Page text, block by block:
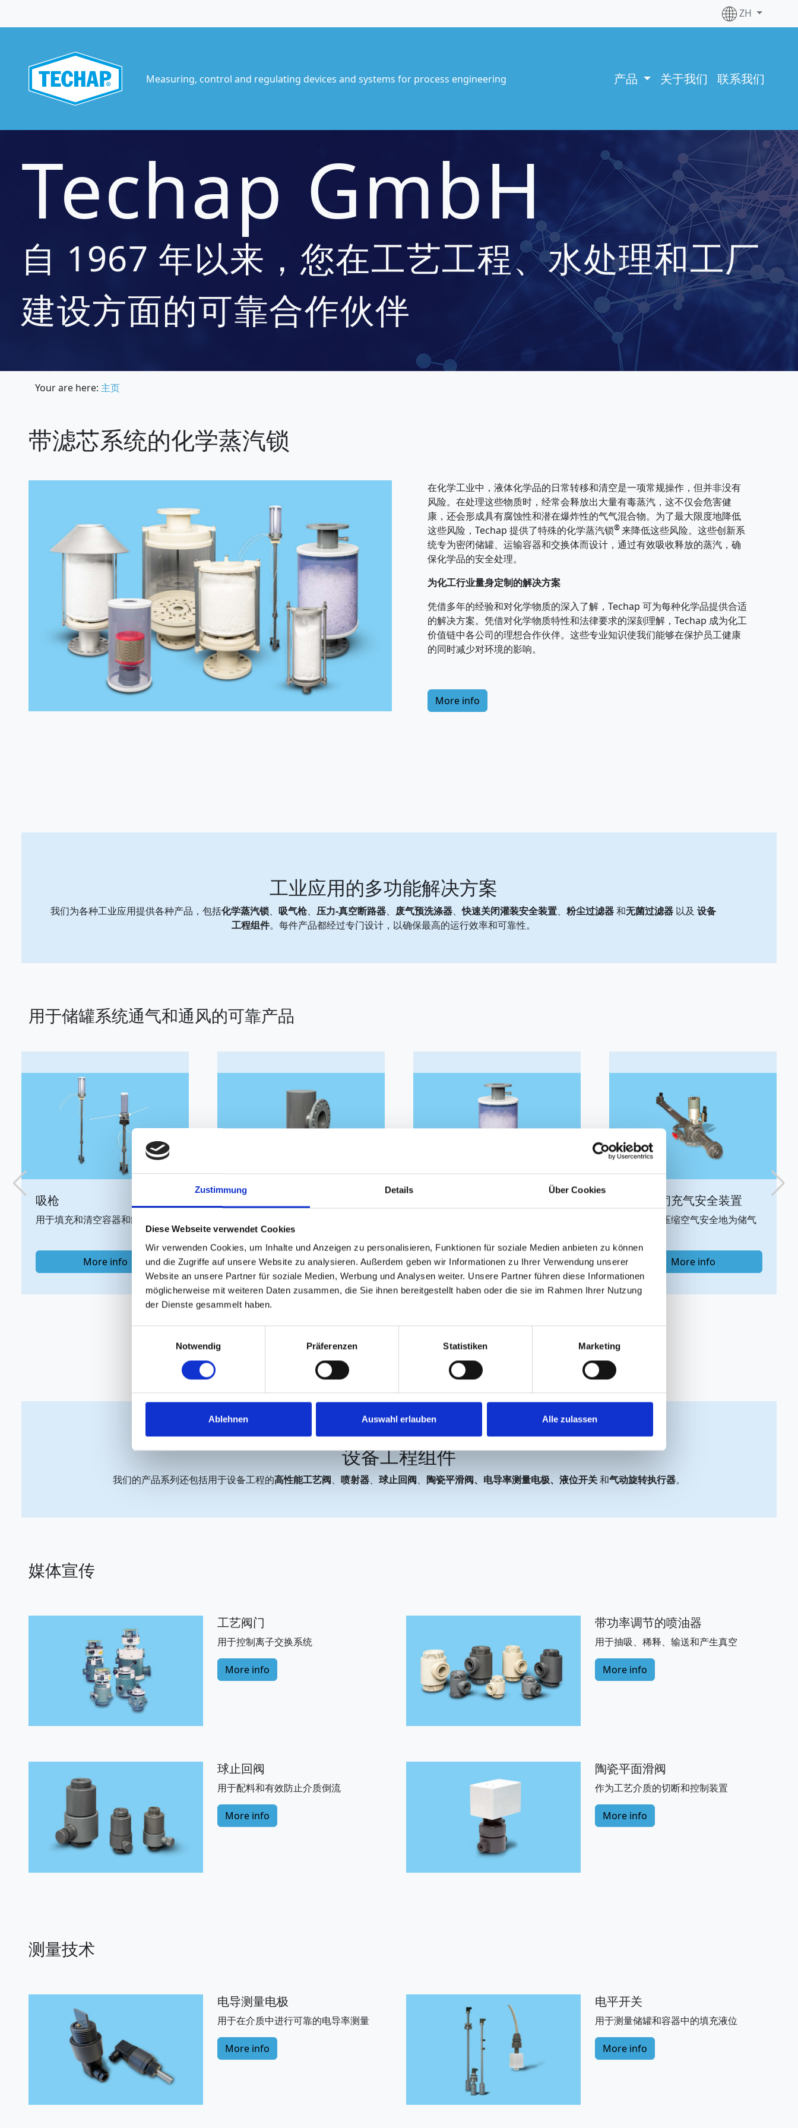
Zustimmung Details Über Cookies
Diese Webseite verwendet Cookies
Wir verwenden Cookies, um Inhalte und Anzeigen zu personalisieren, Funktionen für soziale Medien anbieten zu können
und die Zugriffe auf unsere Website zu analysieren. Außerdem geben wir Informationen zu Ihrer Verwendung unserer
Website an unsere Partner für soziale Medien, Werbung und Analysen weiter. Unsere Partner führen diese Informationen
möglicherweise mit weiteren Daten zusammen, die Sie ihnen bereitgestellt haben oder die sie im Rahmen Ihrer Nutzung
der Dienste gesammelt haben.
Notwendig
Präferenzen Statistiken Marketing
Ablehnen Auswahl erlauben Alle zulassen
ZH
Measuring, control and regulating devices and systems for process engineering 产品 关于我们 联系我们
Techap GmbH
自 1967 年以来，您在工艺工程、水处理和工厂
建设方面的可靠合作伙伴
Your are here: 主页
带滤芯系统的化学蒸汽锁
在化学工业中，液体化学品的日常转移和清空是一项常规操作，但并非没有
风险。在处理这些物质时，经常会释放出大量有毒蒸汽，这不仅会危害健
康，还会形成具有腐蚀性和潜在爆炸性的气气混合物。为了最大限度地降低
这些风险，Techap 提供了特殊的化学蒸汽锁®来降低这些风险。这些创新系
统专为密闭储罐、运输容器和交换体而设计，通过有效吸收释放的蒸汽，确
保化学品的安全处理。
为化工行业量身定制的解决方案
凭借多年的经验和对化学物质的深入了解，Techap 可为每种化学品提供合适
的解决方案。凭借对化学物质特性和法律要求的深刻理解，Techap 成为化工
价值链中各公司的理想合作伙伴。这些专业知识使我们能够在保护员工健康
的同时减少对环境的影响。
More info
工业应用的多功能解决方案
我们为各种工业应用提供各种产品，包括化学蒸汽锁、 吸气枪、 压力-真空断路器、 废气预洗涤器、快速关闭灌装安全装置、 粉尘过滤器和无菌过滤器 以及 设备
工程组件。每件产品都经过专门设计，以确保最高的运行效率和可靠性。
用于储罐系统通气和通风的可靠产品
压力真空断路器
防止罐内压力过高或过低
More info
废气预缓冲器
More info More info
灰尘过滤器
用于储罐的无尘通气和通风
More info
设备工程组件
我们的产品系列还包括用于设备工程的高性能工艺阀、 喷射器、 球止回阀、 陶瓷平滑阀、电导率测量电极、液位开关和气动旋转执行器。
媒体宣传
工艺阀门
用于控制离子交换系统
More info
球止回阀
用于配料和有效防止介质倒流
More info
带功率调节的喷油器
用于抽吸、稀释、输送和产生真空
More info
陶瓷平面滑阀
作为工艺介质的切断和控制装置
More info
测量技术
电导测量电极
用于在介质中进行可靠的电导率测量
More info
电平开关
用于测量储罐和容器中的填充液位
More info